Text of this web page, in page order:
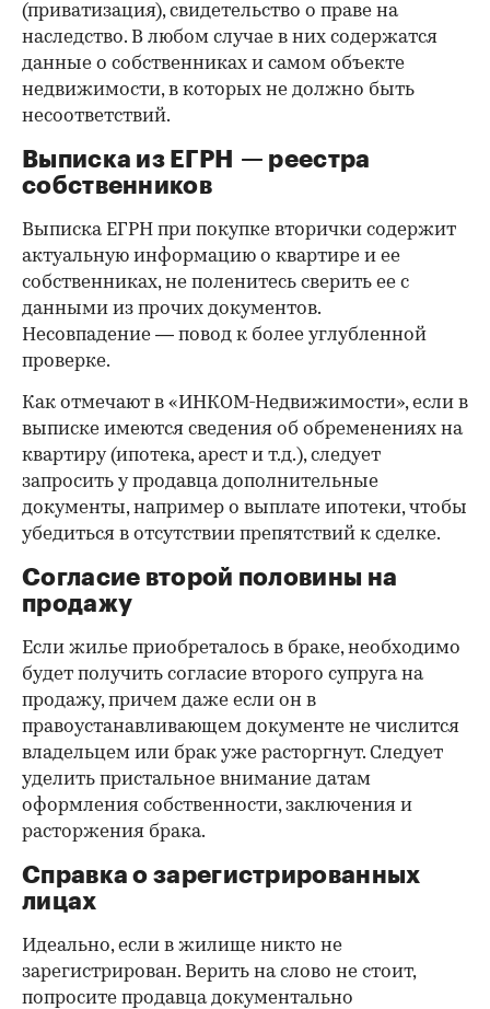
(приватизация), свидетельство о праве на
наследство. В любом случае в них содержатся
данные о собственниках и самом объекте
недвижимости, в которых не должно быть
несоответствий.
Выписка из ЕГРН — реестра
собственников
Выписка ЕГРН при покупке вторички содержит
актуальную информацию о квартире и ее
собственниках, не поленитесь сверить ее с
данными из прочих документов.
Несовпадение — повод к более углубленной
проверке.
Как отмечают в «ИНКОМ-Недвижимости», если в
выписке имеются сведения об обременениях на
квартиру (ипотека, арест и т.д.), следует
запросить у продавца дополнительные
документы, например о выплате ипотеки, чтобы
убедиться в отсутствии препятствий к сделке.
Согласие второй половины на
продажу
Если жилье приобреталось в браке, необходимо
будет получить согласие второго супруга на
продажу, причем даже если он в
правоустанавливающем документе не числится
владельцем или брак уже расторгнут. Следует
уделить пристальное внимание датам
оформления собственности, заключения и
расторжения брака.
Справка о зарегистрированных
лицах
Идеально, если в жилище никто не
зарегистрирован. Верить на слово не стоит,
попросите продавца документально